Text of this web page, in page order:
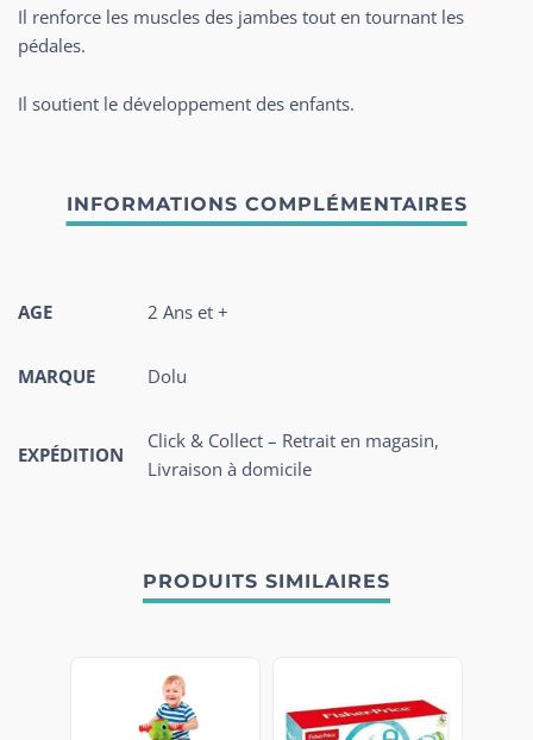
Il renforce les muscles des jambes tout en tournant les
pédales.
Il soutient le développement des enfants.
AGE 2 Ans et +
MARQUE Dolu
EXPÉDITION
Click & Collect – Retrait en magasin,
Livraison à domicile
PRODUITS SIMILAIRES